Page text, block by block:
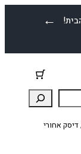
←
אחורי